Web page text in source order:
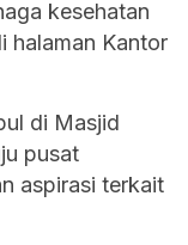
kesehatan
halaman Kantor
di Masjid
pusat
aspirasi terkait